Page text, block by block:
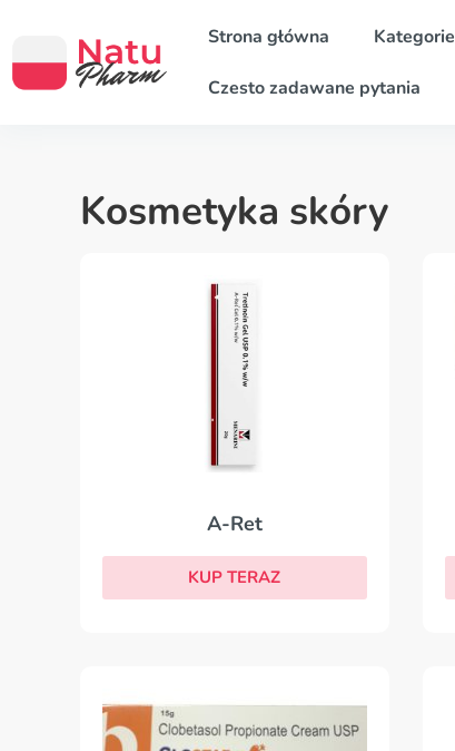
Strona główna Kategorie
Czesto zadawane pytania
Kosmetyka skóry
A-Ret
KUP TERAZ